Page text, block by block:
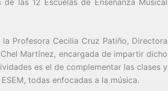
Profesora Cecilia Cruz Patiño, Directora
Martínez, encargada de impartir dicho
es el de complementar las clases y
todas enfocadas a la música.